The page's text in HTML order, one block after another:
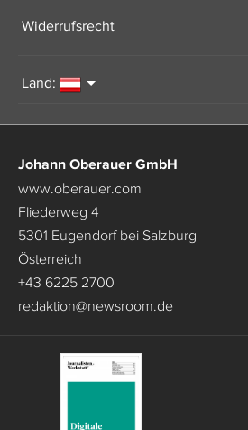
Widerrufsrecht
Land:
Johann Oberauer GmbH
www.oberauer.com
Fliederweg 4
5301 Eugendorf bei Salzburg
Österreich
+43 6225 2700
redaktion@newsroom.de